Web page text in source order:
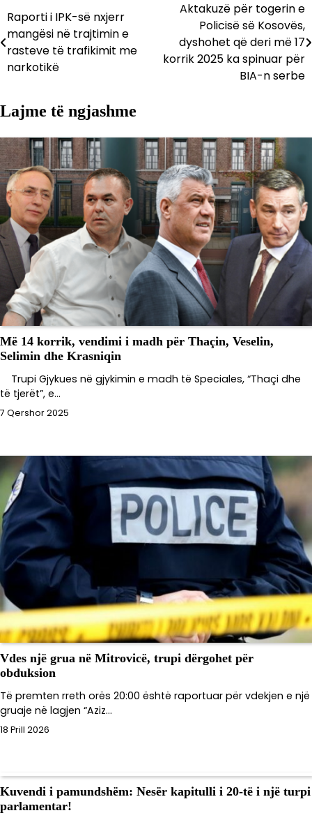
Lëvizje
te
postimet
Raporti i IPK-së nxjerr
mangësi në trajtimin e
rasteve të trafikimit me
narkotikë
Aktakuzë për togerin e
Policisë së Kosovës,
dyshohet që deri më 17
korrik 2025 ka spinuar për
BIA-n serbe
Lajme të ngjashme
Më 14 korrik, vendimi i madh për Thaçin, Veselin,
Selimin dhe Krasniqin
Trupi Gjykues në gjykimin e madh të Speciales, “Thaçi dhe
të tjerët”, e…
7 Qershor 2025
Vdes një grua në Mitrovicë, trupi dërgohet për
obduksion
Të premten rreth orës 20:00 është raportuar për vdekjen e një
gruaje në lagjen “Aziz…
18 Prill 2026
Kuvendi i pamundshëm: Nesër kapitulli i 20-të i një turpi
parlamentar!